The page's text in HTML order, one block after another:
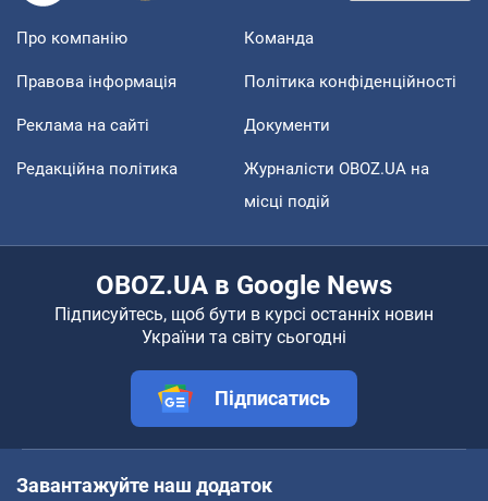
Про компанію Команда
Правова інформація Політика конфіденційності
Реклама на сайті Документи
Редакційна політика
Журналісти OBOZ.UA на
місці подій
OBOZ.UA в Google News
Підписуйтесь, щоб бути в курсі останніх новин
України та світу сьогодні
Підписатись
Завантажуйте наш додаток